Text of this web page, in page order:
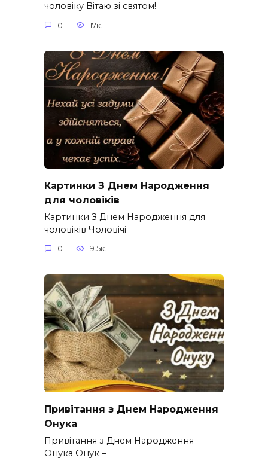
чоловіку Вітаю зі святом!
0 17к.
Картинки З Днем Народження
для чоловіків​
Картинки З Днем Народження для
чоловіків​ Чоловічі
0 9.5к.
Привітання з Днем Народження
Онука
Привітання з Днем Народження
Онука Онук –